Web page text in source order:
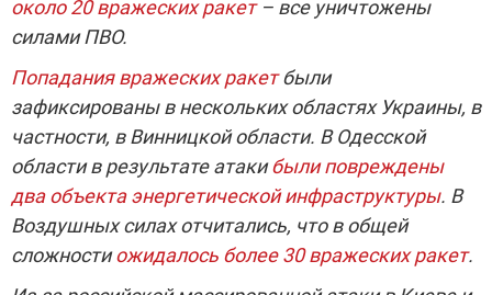
около 20 вражеских ракет– все уничтожены
силами ПВО.
Попадания вражеских ракетбыли
зафиксированы в нескольких областях Украины, в
частности, в Винницкой области. В Одесской
области в результате атакибыли повреждены
два объекта энергетической инфраструктуры. В
Воздушных силах отчитались, что в общей
сложностиожидалось более 30 вражеских ракет.